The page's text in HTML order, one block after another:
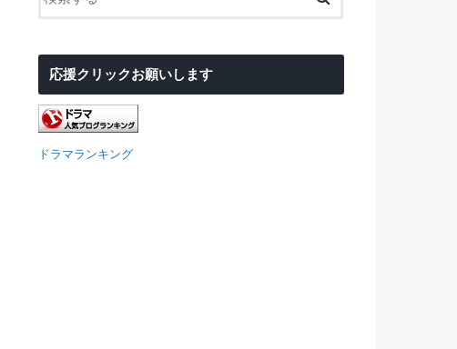
応援クリックお願いします
ドラマランキング